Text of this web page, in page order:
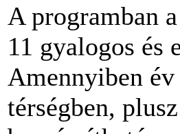
A programban
11 gyalogos és
Amennyiben év
térségben,